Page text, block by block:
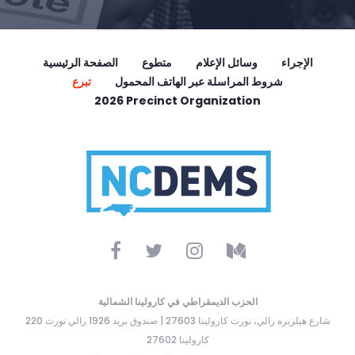
الصفحة الرئيسية متطوع وسائل الإعلام
الإجراء
تبرع
شروط المراسلة عبر الهاتف المحمول
2026 Precinct Organization
الحزب الديمقراطي في كارولينا الشمالية
220 شارع هيلزبره رالي، نورث كارولينا 27603 | صندوق بريد 1926 رالي نورث
كارولينا 27602